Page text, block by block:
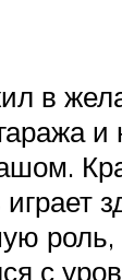
в
и
роль,
с